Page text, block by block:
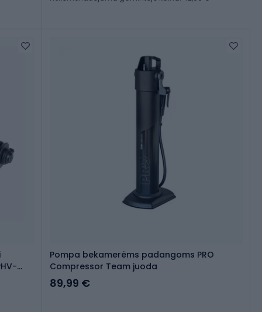
Pompa bekamerėms padangoms PRO
Compressor Team juoda
89,99 €